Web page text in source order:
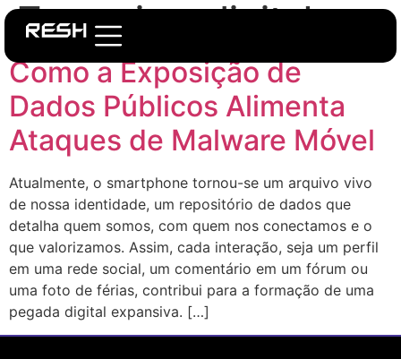
Tag:crime digital
Como a Exposição de
Dados Públicos Alimenta
Ataques de Malware Móvel
Atualmente, o smartphone tornou-se um arquivo vivo
de nossa identidade, um repositório de dados que
detalha quem somos, com quem nos conectamos e o
que valorizamos. Assim, cada interação, seja um perfil
em uma rede social, um comentário em um fórum ou
uma foto de férias, contribui para a formação de uma
pegada digital expansiva. […]